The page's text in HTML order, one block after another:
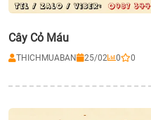
Cây Cỏ Máu
THICHMUABAN 25/02 0 0